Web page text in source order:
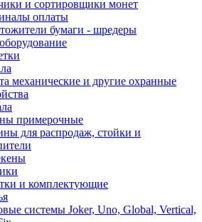
и сортировщики монет
оплаты
бумаги - шредеры
механические и другие охранные
примерочные
для распродаж, стойки и
и комплектующие
системы Joker, Uno, Global, Vertical,